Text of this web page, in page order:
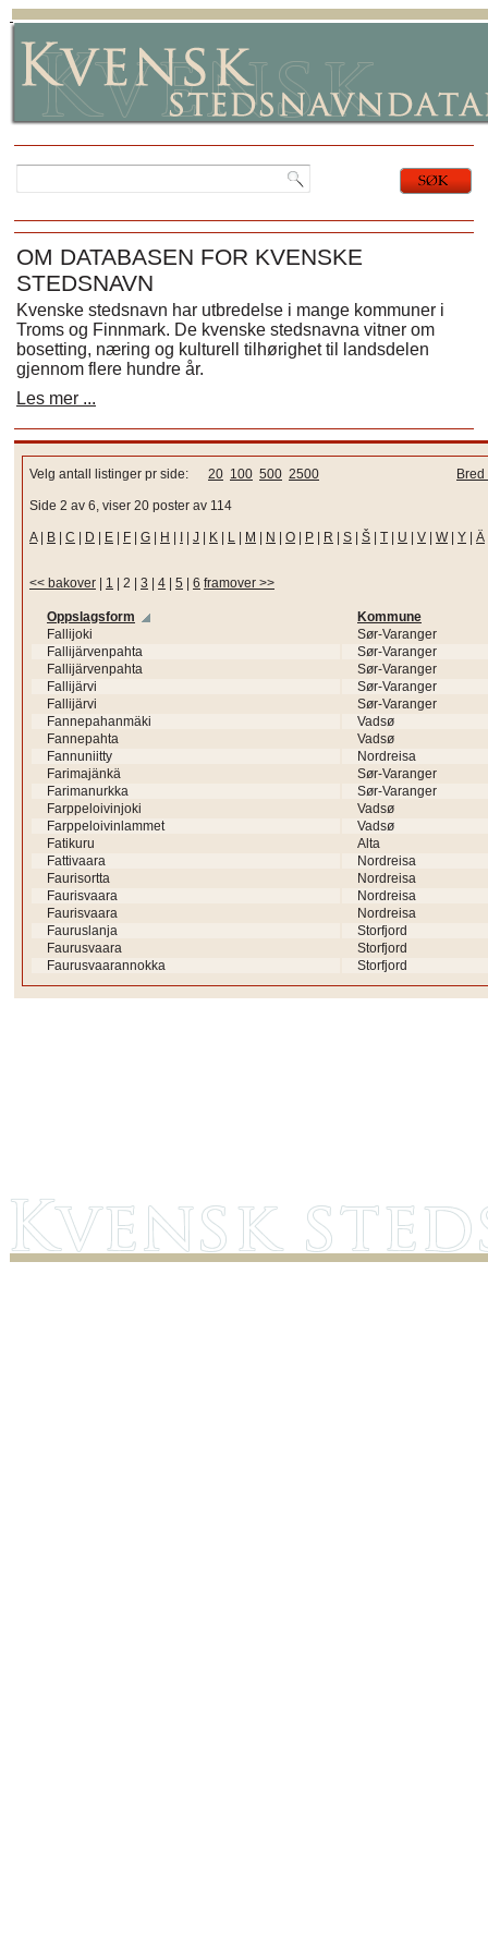
OM DATABASEN FOR KVENSKE
STEDSNAVN
Kvenske stedsnavn har utbredelse i mange kommuner i
Troms og Finnmark. De kvenske stedsnavna vitner om
bosetting, næring og kulturell tilhørighet til landsdelen
gjennom flere hundre år.
Les mer ...
Velg antall listinger pr side: 20 100 500 2500
Side 2 av 6, viser 20 poster av 114
A| B C D E F G H J K L M N O P R S Š T U V W| Y Ä
<< bakover 1 2 3 4 5 6 framover >>
Oppslagsform
Kommune
Fallijoki
Sør-Varanger
Fallijärvenpahta
Sør-Varanger
Fallijärvenpahta
Sør-Varanger
Fallijärvi
Sør-Varanger
Fallijärvi
Sør-Varanger
Fannepahanmäki
Vadsø
Fannepahta
Vadsø
Fannuniitty
Nordreisa
Farimajänkä
Sør-Varanger
Farimanurkka
Sør-Varanger
Farppeloivinjoki
Vadsø
Farppeloivinlammet
Vadsø
Fatikuru
Alta
Fattivaara
Nordreisa
Faurisortta
Nordreisa
Faurisvaara
Nordreisa
Faurisvaara
Nordreisa
Fauruslanja
Storfjord
Faurusvaara
Storfjord
Faurusvaarannokka
Storfjord